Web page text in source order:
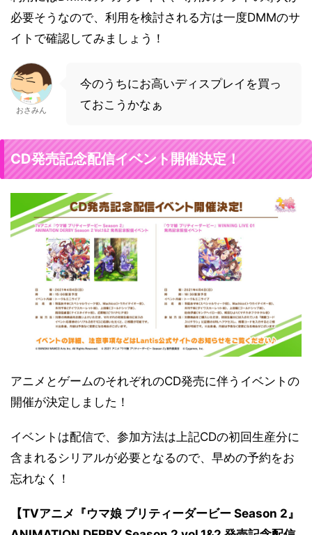
必要そうなので、利用を検討される方は一度DMMのサ
イトで確認してみましょう！
おさみん
今のうちにお高いディスプレイを買っ
ておこうかなぁ
CD発売記念配信イベント開催決定！
アニメとゲームのそれぞれのCD発売に伴うイベントの
開催が決定しました！
イベントは配信で、参加方法は上記CDの初回生産分に
含まれるシリアルが必要となるので、早めの予約をお
忘れなく！
【TVアニメ『ウマ娘 プリティーダービー Season 2』